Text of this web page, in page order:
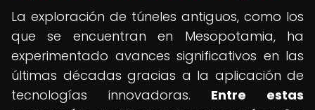
La exploración de túneles antiguos, como los
que se encuentran en Mesopotamia, ha
experimentado avances significativos en las
últimas décadas gracias a la aplicación de
tecnologías innovadoras. Entre estas